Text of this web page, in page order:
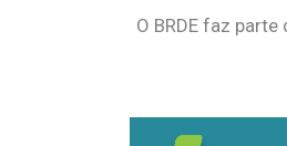
O BRDE faz